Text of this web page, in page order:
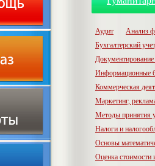
Аудит
Анализ
Бухгалтерский
Документирование
Информационные
Коммерческая
Маркетинг,
Методы принятия
Налоги и
Основы
Оценка стоимости